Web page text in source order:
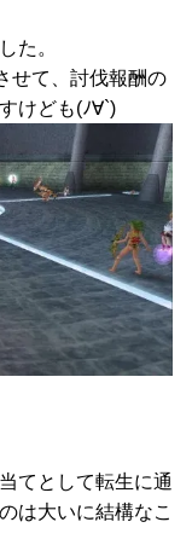
た。
せて、討伐報酬の
けども(ﾉ∀`)
てとして転生に通
は大いに結構なこ